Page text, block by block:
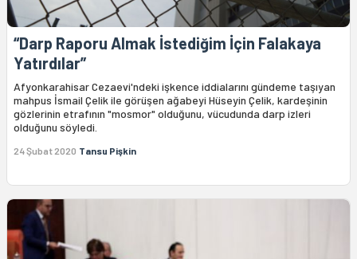
“Darp Raporu Almak İstediğim İçin Falakaya
Yatırdılar”
Afyonkarahisar Cezaevi'ndeki işkence iddialarını gündeme taşıyan
mahpus İsmail Çelik ile görüşen ağabeyi Hüseyin Çelik, kardeşinin
gözlerinin etrafının "mosmor" olduğunu, vücudunda darp izleri
olduğunu söyledi.
24 Şubat 2020 Tansu Pişkin